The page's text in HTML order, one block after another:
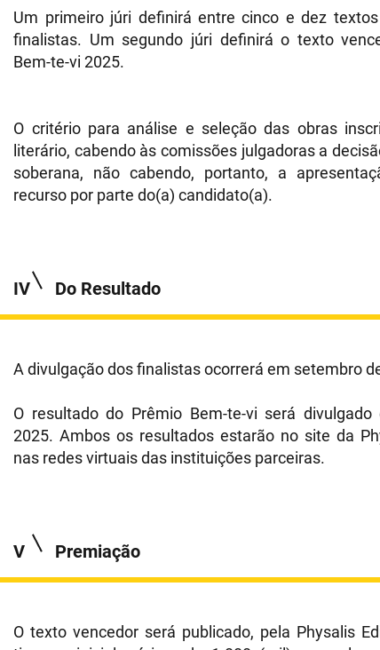
Um primeiro júri definirá entre cinco e dez
finalistas. Um segundo júri definirá o texto
Bem-te-vi 2025.
O critério para análise e seleção das obras
literário, cabendo às comissões julgadoras a
soberana, não cabendo, portanto, a
recurso por parte do(a) candidato(a).
IV Do Resultado
A divulgação dos finalistas ocorrerá em setembro
O resultado do Prêmio Bem-te-vi será
2025. Ambos os resultados estarão no site da
nas redes virtuais das instituições parceiras.
V Premiação
O texto vencedor será publicado, pela Physalis